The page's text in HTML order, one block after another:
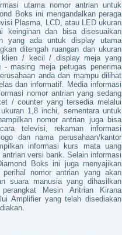
utama nomor antrian untuk
Boks ini mengandalkan peraga
Plasma, LCD, atau LED ukuran
dan bisa disesuaikan
yang ada untuk display utama
ditengah ruangan dan ukuran
/ kecil / display meja yang
- masing meja petugas penerima
anda dan mampu dilihat
dan informatif. Media informasi
nomor antrian yang sedang
/ counter yang tersedia melalui
1,8 inchi, sementara untuk
nomor antrian juga bisa
televisi, rekaman informasi
dan nama perusahaan/kantor
informasi kurs mata uang
versi bank. Selain informasi
Boks ini juga menyajikan
nomor antrian yang akan
suara manusia yang dihasilkan
Mesin Antrian Kirana
Amplifier yang telah disediakan